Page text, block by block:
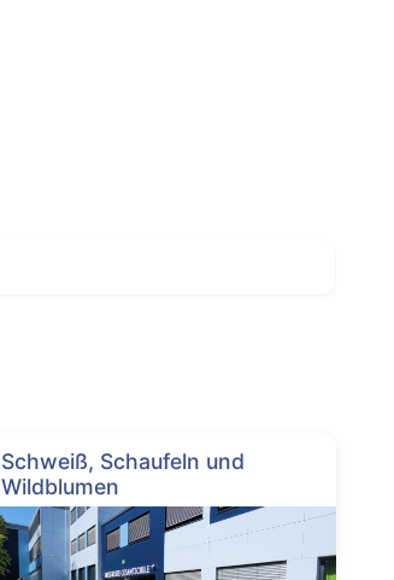
Schweiß, Schaufeln und
Wildblumen